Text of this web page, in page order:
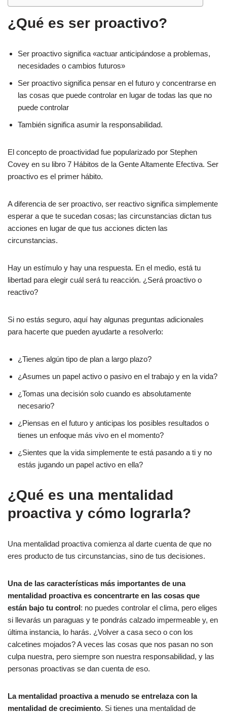
¿Qué es ser proactivo?
Ser proactivo significa «actuar anticipándose a problemas,
necesidades o cambios futuros»
Ser proactivo significa pensar en el futuro y concentrarse en
las cosas que puede controlar en lugar de todas las que no
puede controlar
También significa asumir la responsabilidad.
El concepto de proactividad fue popularizado por Stephen
Covey en su libro 7 Hábitos de la Gente Altamente Efectiva. Ser
proactivo es el primer hábito.
A diferencia de ser proactivo, ser reactivo significa simplemente
esperar a que te sucedan cosas; las circunstancias dictan tus
acciones en lugar de que tus acciones dicten las
circunstancias.
Hay un estímulo y hay una respuesta. En el medio, está tu
libertad para elegir cuál será tu reacción. ¿Será proactivo o
reactivo?
Si no estás seguro, aquí hay algunas preguntas adicionales
para hacerte que pueden ayudarte a resolverlo:
¿Tienes algún tipo de plan a largo plazo?
¿Asumes un papel activo o pasivo en el trabajo y en la vida?
¿Tomas una decisión solo cuando es absolutamente
necesario?
¿Piensas en el futuro y anticipas los posibles resultados o
tienes un enfoque más vivo en el momento?
¿Sientes que la vida simplemente te está pasando a ti y no
estás jugando un papel activo en ella?
¿Qué es una mentalidad
proactiva y cómo lograrla?
Una mentalidad proactiva comienza al darte cuenta de que no
eres producto de tus circunstancias, sino de tus decisiones.
Una de las características más importantes de una
mentalidad proactiva es concentrarte en las cosas que
están bajo tu control: no puedes controlar el clima, pero eliges
si llevarás un paraguas y te pondrás calzado impermeable y, en
última instancia, lo harás. ¿Volver a casa seco o con los
calcetines mojados? A veces las cosas que nos pasan no son
culpa nuestra, pero siempre son nuestra responsabilidad, y las
personas proactivas se dan cuenta de eso.
La mentalidad proactiva a menudo se entrelaza con la
mentalidad de crecimiento. Si tienes una mentalidad de